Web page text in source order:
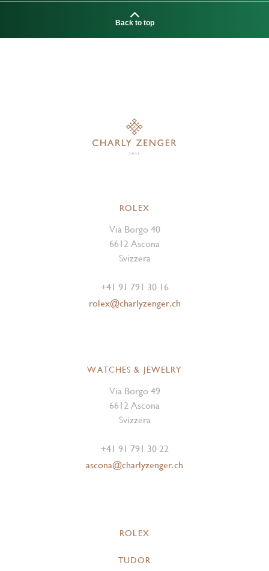
Back to top
ROLEX
Via Borgo 40
6612 Ascona
Svizzera
+41 91 791 30 16
rolex@charlyzenger.ch
WATCHES & JEWELRY
Via Borgo 49
6612 Ascona
Svizzera
+41 91 791 30 22
ascona@charlyzenger.ch
ROLEX
TUDOR